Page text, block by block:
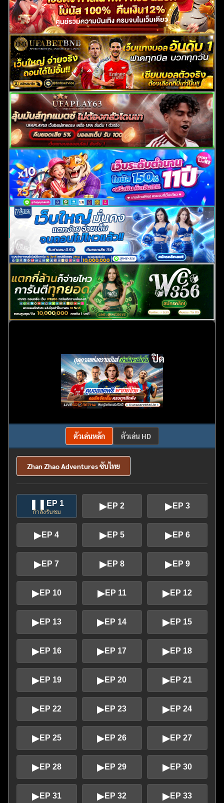
ปิด
ตัวเล่นหลัก ตัวเล่น HD
Zhan Zhao Adventures ซับไทย
EP 1
กำลังรับชม
▶EP 2 ▶EP 3
▶EP 4 ▶EP 5 ▶EP 6
▶EP 7 ▶EP 8 ▶EP 9
▶EP 10 ▶EP 11 ▶EP 12
▶EP 13 ▶EP 14 ▶EP 15
▶EP 16 ▶EP 17 ▶EP 18
▶EP 19 ▶EP 20 ▶EP 21
▶EP 22 ▶EP 23 ▶EP 24
▶EP 25 ▶EP 26 ▶EP 27
▶EP 28 ▶EP 29 ▶EP 30
▶EP 31 ▶EP 32 ▶EP 33